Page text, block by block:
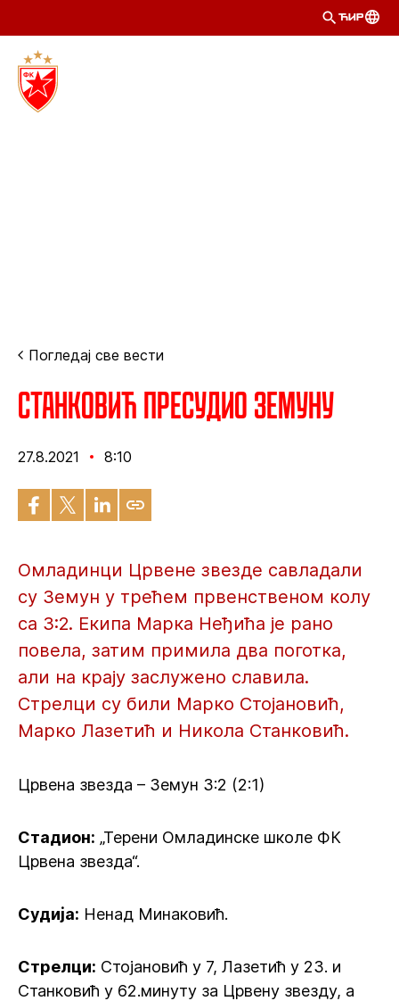
ЋИР
Погледај све вести
Станковић пресудио Земуну
27.8.2021 8:10
Омладинци Црвене звезде савладали
су Земун у трећем првенственом колу
са 3:2. Екипа Марка Неђића је рано
повела, затим примила два поготка,
али на крају заслужено славила.
Стрелци су били Марко Стојановић,
Марко Лазетић и Никола Станковић.
Црвена звезда – Земун 3:2 (2:1)
Стадион: „Терени Омладинске школе ФК
Црвена звезда“.
Судија: Ненад Минаковић.
Стрелци: Стојановић у 7, Лазетић у 23. и
Станковић у 62.минуту за Црвену звезду, а